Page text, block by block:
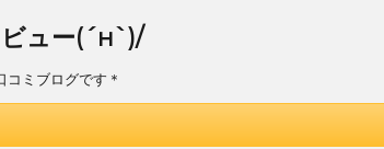
ュー(´н`)/
ミブログです＊